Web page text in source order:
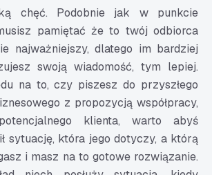
chęć. Podobnie jak w punkcie
pamiętać że to twój odbiorca
najważniejszy, dlatego im bardziej
swoją wiadomość, tym lepiej.
na to, czy piszesz do przyszłego
z propozycją współpracy,
klienta, warto abyś
sytuację, która jego dotyczy, a którą
i masz na to gotowe rozwiązanie.